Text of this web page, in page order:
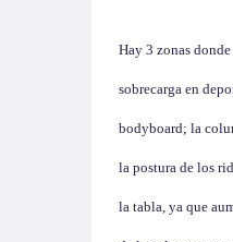
Hay 3 zonas
sobrecarga en
bodyboard; la
la postura de los
la tabla, ya que